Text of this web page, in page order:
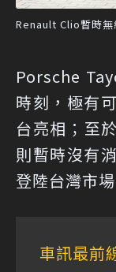
Renault Clio暫時
Porsche
時刻，極有
台亮相；至
則暫時沒有
登陸台灣市場
車訊最前